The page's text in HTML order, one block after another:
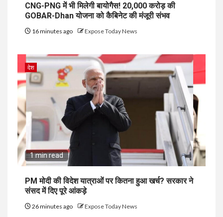
CNG-PNG में भी मिलेगी बायोगैस! ₹20,000 करोड़ की
GOBAR-Dhan योजना को कैबिनेट की मंजूरी संभव
16 minutes ago Expose Today News
देश
1 min read
PM मोदी की विदेश यात्राओं पर कितना हुआ खर्च? सरकार ने
संसद में दिए पूरे आंकड़े
26 minutes ago Expose Today News